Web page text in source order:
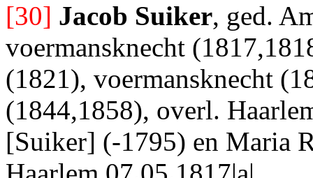
[30] Jacob Suiker, ged.
voermansknecht
(1821), voermansknecht
(1844,1858), overl.
[Suiker] (-1795) en Maria